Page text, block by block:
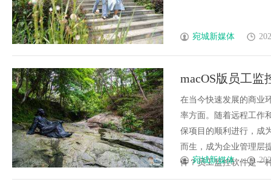
宛城新媒体
macOS版员工
佳选择
在当今快速发展的商业
率方面。随着远程工作
保项目的顺利进行，成
而生，成为企业管理层
件？员工监控软件是一
宛城新媒体